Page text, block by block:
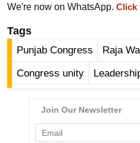
वु
हॉ
ली
वु
We're now on WhatsApp. Click
Tags
Punjab Congress Raja
Congress unity